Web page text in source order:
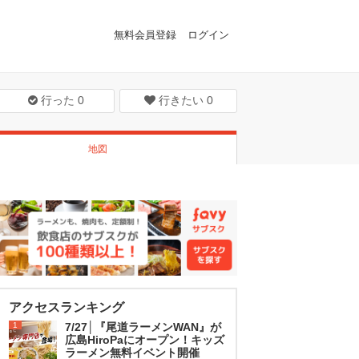
無料会員登録 ログイン
行った 0 行きたい 0
地図
アクセスランキング
1
7/27│『尾道ラーメンWAN』が
広島HiroPaにオープン！キッズ
ラーメン無料イベント開催